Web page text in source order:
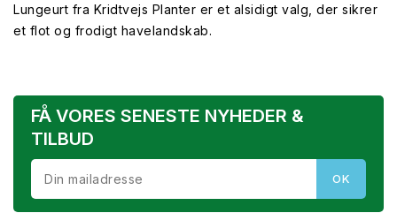
Lungeurt fra Kridtvejs Planter er et alsidigt valg, der sikrer
et flot og frodigt havelandskab.
FÅ VORES SENESTE NYHEDER &
TILBUD